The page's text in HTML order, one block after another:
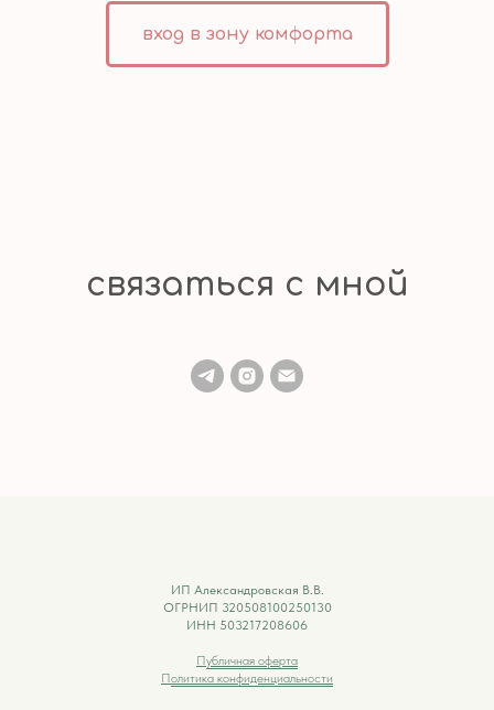
вход в зону комфорта
связаться с мной
ИП Александровская В.В.
ОГРНИП 320508100250130
ИНН 503217208606
Публичная оферта
Политика конфиденциальности